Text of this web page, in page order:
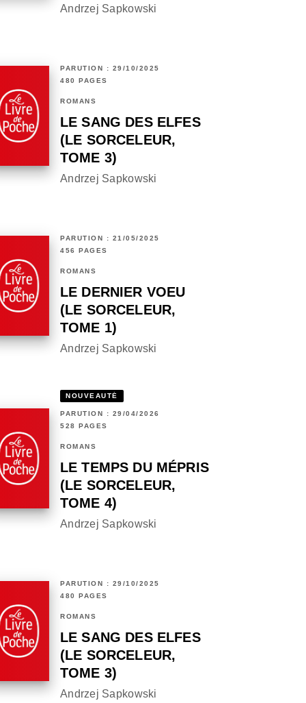
Andrzej Sapkowski
PARUTION : 29/10/2025
480 PAGES
ROMANS
LE SANG DES ELFES
(LE SORCELEUR,
TOME 3)
Andrzej Sapkowski
PARUTION : 21/05/2025
456 PAGES
ROMANS
LE DERNIER VOEU
(LE SORCELEUR,
TOME 1)
Andrzej Sapkowski
NOUVEAUTÉ
PARUTION : 29/04/2026
528 PAGES
ROMANS
LE TEMPS DU MÉPRIS
(LE SORCELEUR,
TOME 4)
Andrzej Sapkowski
PARUTION : 29/10/2025
480 PAGES
ROMANS
LE SANG DES ELFES
(LE SORCELEUR,
TOME 3)
Andrzej Sapkowski